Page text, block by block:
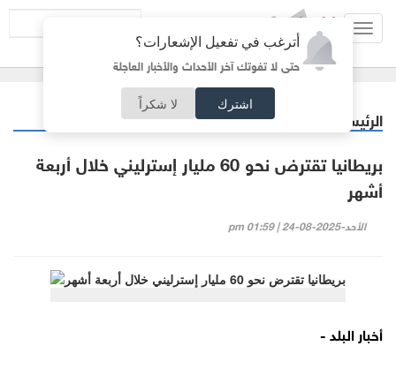
أترغب في تفعيل الإشعارات؟
حتى لا تفوتك آخر الأحداث والأخبار العاجلة
اشترك لا شكراً
الرئيسية
بريطانيا تقترض نحو 60 مليار إسترليني خلال أربعة
أشهر
الأحد-2025-08-24 | 01:59 pm
أخبار البلد -